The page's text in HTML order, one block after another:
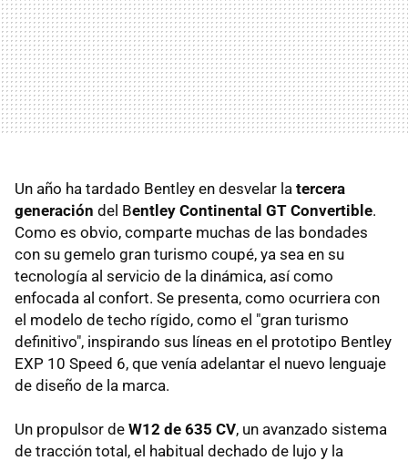
Un año ha tardado Bentley en desvelar la tercera
generación del Bentley Continental GT Convertible.
Como es obvio, comparte muchas de las bondades
con su gemelo gran turismo coupé, ya sea en su
tecnología al servicio de la dinámica, así como
enfocada al confort. Se presenta, como ocurriera con
el modelo de techo rígido, como el "gran turismo
definitivo", inspirando sus líneas en el prototipo Bentley
EXP 10 Speed 6, que venía adelantar el nuevo lenguaje
de diseño de la marca.
Un propulsor de W12 de 635 CV, un avanzado sistema
de tracción total, el habitual dechado de lujo y la